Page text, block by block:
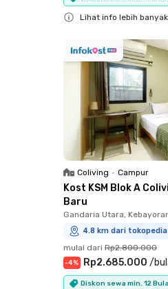
Lihat info lebih banyak
Coliving • Campur
Kost KSM Blok A
Baru
Gandaria Utara,
4.8 km dari
mulai dari Rp2.800.000
-4% Rp2.685.000 /
Diskon sewa min. 12